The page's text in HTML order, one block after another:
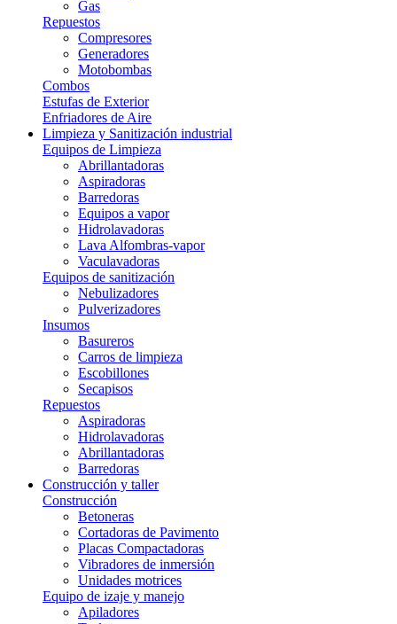
Gas
Repuestos
Compresores
Generadores
Motobombas
Combos
Estufas de Exterior
Enfriadores de Aire
Limpieza y Sanitización industrial
Equipos de Limpieza
Abrillantadoras
Aspiradoras
Barredoras
Equipos a vapor
Hidrolavadoras
Lava Alfombras-vapor
Vaculavadoras
Equipos de sanitización
Nebulizadores
Pulverizadores
Insumos
Basureros
Carros de limpieza
Escobillones
Secapisos
Repuestos
Aspiradoras
Hidrolavadoras
Abrillantadoras
Barredoras
Construcción y taller
Construcción
Betoneras
Cortadoras de Pavimento
Placas Compactadoras
Vibradores de inmersión
Unidades motrices
Equipo de izaje y manejo
Apiladores